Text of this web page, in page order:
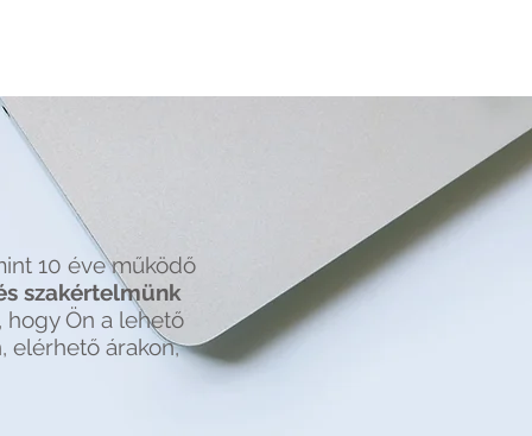
10 éve működő
szakértelmünk
hogy Ön a lehető
elérhető árakon,